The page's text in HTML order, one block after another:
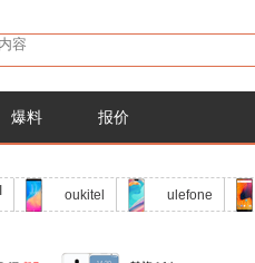
爆料 报价
oukitel ulefone